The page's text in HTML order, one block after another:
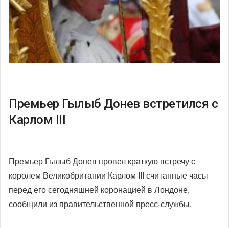
Премьер Гылыб Донев встретился с
Карлом III
Премьер Гылыб Донев провел краткую встречу с
королем Великобритании Карлом III считанные часы
перед его сегодняшней коронацией в Лондоне,
сообщили из правительственной пресс-службы.